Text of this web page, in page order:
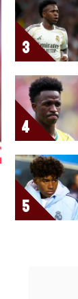
3
4
5